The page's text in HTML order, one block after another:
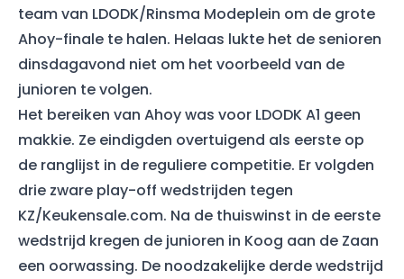
team van LDODK/Rinsma Modeplein om de grote
Ahoy-finale te halen. Helaas lukte het de senioren
dinsdagavond niet om het voorbeeld van de
junioren te volgen.
Het bereiken van Ahoy was voor LDODK A1 geen
makkie. Ze eindigden overtuigend als eerste op
de ranglijst in de reguliere competitie. Er volgden
drie zware play-off wedstrijden tegen
KZ/Keukensale.com. Na de thuiswinst in de eerste
wedstrijd kregen de junioren in Koog aan de Zaan
een oorwassing. De noodzakelijke derde wedstrijd